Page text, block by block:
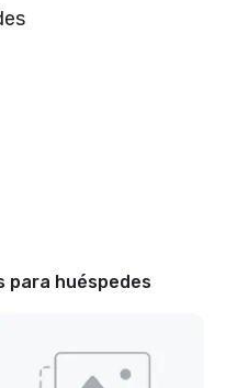
para huéspedes